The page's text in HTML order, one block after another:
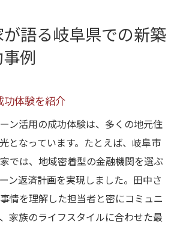
語る岐阜県での新築
例
功体験を紹介
ン活用の成功体験は、多くの地元住
となっています。たとえば、岐阜市
では、地域密着型の金融機関を選ぶ
ン返済計画を実現しました。田中さ
情を理解した担当者と密にコミュニ
家族のライフスタイルに合わせた最